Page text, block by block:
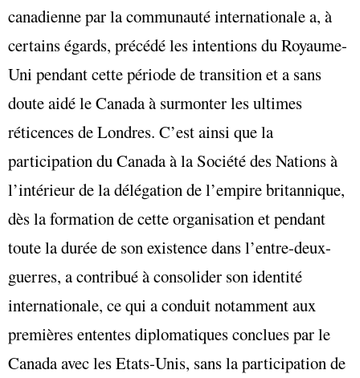
canadienne par la communauté internationale a, à
certains égards, précédé les intentions du Royaume-
Uni pendant cette période de transition et a sans
doute aidé le Canada à surmonter les ultimes
réticences de Londres. C’est ainsi que la
participation du Canada à la Société des Nations à
l’intérieur de la délégation de l’empire britannique,
dès la formation de cette organisation et pendant
toute la durée de son existence dans l’entre-deux-
guerres, a contribué à consolider son identité
internationale, ce qui a conduit notamment aux
premières ententes diplomatiques conclues par le
Canada avec les Etats-Unis, sans la participation de